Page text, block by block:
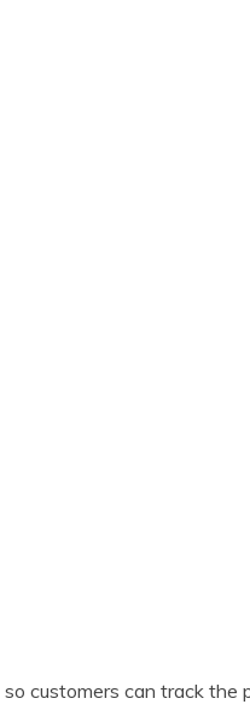
customers can track the